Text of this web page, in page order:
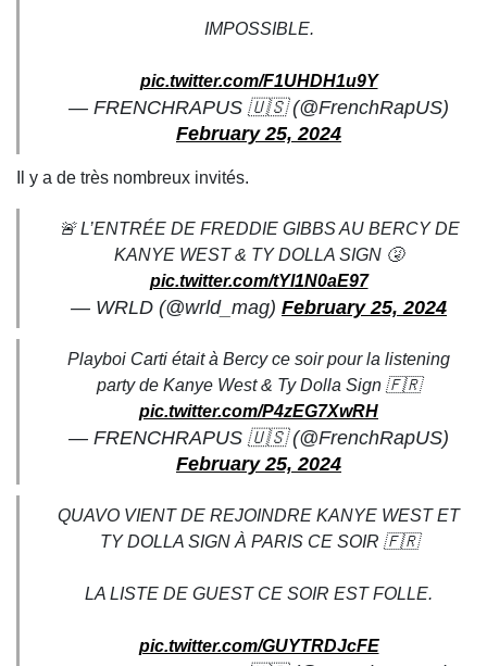
IMPOSSIBLE.
pic.twitter.com/F1UHDH1u9Y
— FRENCHRAPUS 🇺🇸 (@FrenchRapUS)
February 25, 2024
Il y a de très nombreux invités.
🚨 L’ENTRÉE DE FREDDIE GIBBS AU BERCY DE
KANYE WEST & TY DOLLA SIGN 🤧
pic.twitter.com/tYl1N0aE97
— WRLD (@wrld_mag) February 25, 2024
Playboi Carti était à Bercy ce soir pour la listening
party de Kanye West & Ty Dolla Sign 🇫🇷
pic.twitter.com/P4zEG7XwRH
— FRENCHRAPUS 🇺🇸 (@FrenchRapUS)
February 25, 2024
QUAVO VIENT DE REJOINDRE KANYE WEST ET
TY DOLLA SIGN À PARIS CE SOIR 🇫🇷
LA LISTE DE GUEST CE SOIR EST FOLLE.
pic.twitter.com/GUYTRDJcFE